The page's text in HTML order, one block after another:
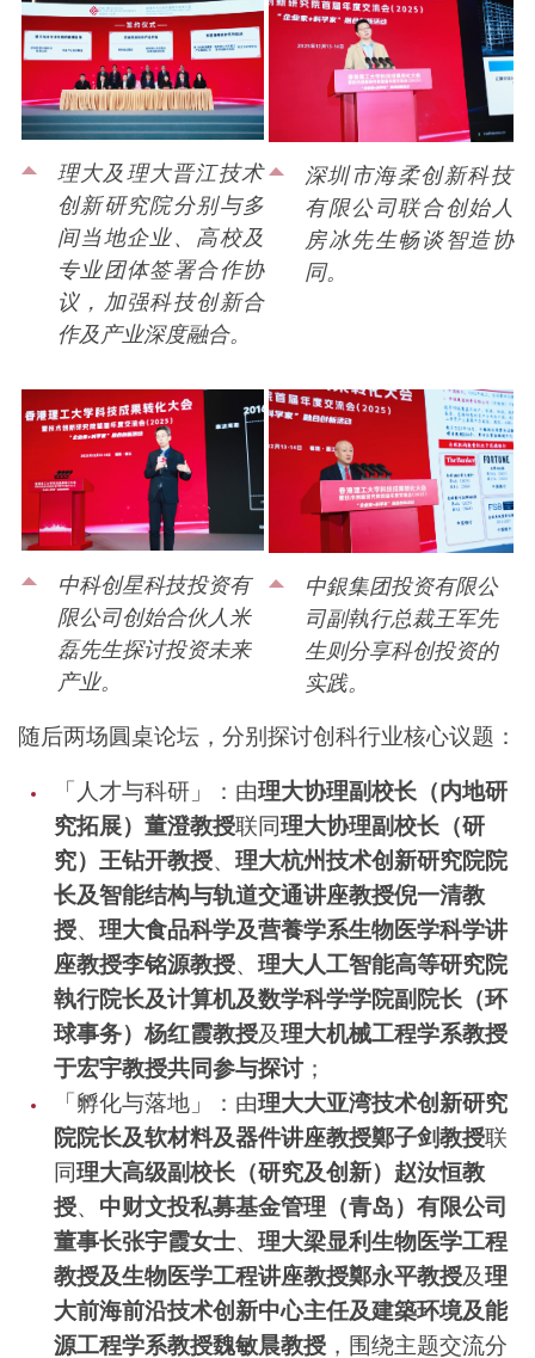
理大及理大晋江技术
创新研究院分别与多
间当地企业、高校及
专业团体签署合作协
议，加强科技创新合
作及产业深度融合。
深圳市海柔创新科技
有限公司联合创始人
房冰先生畅谈智造协
同。
中科创星科技投资有
限公司创始合伙人米
磊先生探讨投资未来
产业。
中銀集团投资有限公
司副執行总裁王军先
生则分享科创投资的
实践。
随后两场圓桌论坛，分别探讨创科行业核心议题：
「人才与科研」：由理大协理副校长（内地研
究拓展）董澄教授联同理大协理副校长（研
究）王钻开教授、 理大杭州技术创新研究院院
长及智能结构与轨道交通讲座教授倪一清教
授、 理大食品科学及营養学系生物医学科学讲
座教授李铭源教授、 理大人工智能高等研究院
執行院长及计算机及数学科学学院副院长（环
球事务）杨红霞教授及理大机械工程学系教授
于宏宇教授共同参与探讨；
「孵化与落地」：由理大大亚湾技术创新研究
院院长及软材料及器件讲座教授鄭子剑教授联
同理大高级副校长（研究及创新）赵汝恒教
授、 中财文投私募基金管理（青岛）有限公司
董事长张宇霞女士、 理大梁显利生物医学工程
教授及生物医学工程讲座教授鄭永平教授及理
大前海前沿技术创新中心主任及建築环境及能
源工程学系教授魏敏晨教授，围绕主题交流分